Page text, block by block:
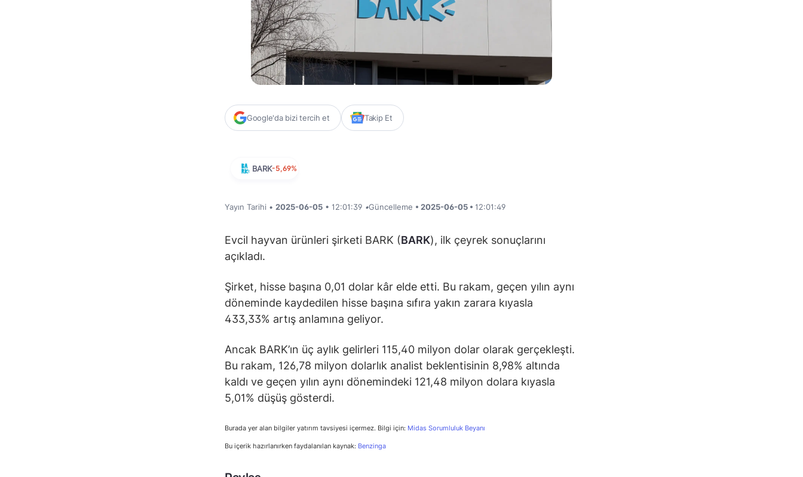
Google'da bizi tercih et Takip Et
BARK-5,69%
Yayın Tarihi • 2025-06-05 • 12:01:39 •Güncelleme • 2025-06-05 • 12:01:49
Evcil hayvan ürünleri şirketi BARK (BARK), ilk çeyrek sonuçlarını
açıkladı.
Şirket, hisse başına 0,01 dolar kâr elde etti. Bu rakam, geçen yılın aynı
döneminde kaydedilen hisse başına sıfıra yakın zarara kıyasla
433,33% artış anlamına geliyor.
Ancak BARK’ın üç aylık gelirleri 115,40 milyon dolar olarak gerçekleşti.
Bu rakam, 126,78 milyon dolarlık analist beklentisinin 8,98% altında
kaldı ve geçen yılın aynı dönemindeki 121,48 milyon dolara kıyasla
5,01% düşüş gösterdi.
Burada yer alan bilgiler yatırım tavsiyesi içermez. Bilgi için: Midas Sorumluluk Beyanı
Bu içerik hazırlanırken faydalanılan kaynak: Benzinga